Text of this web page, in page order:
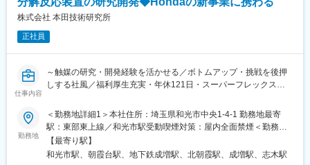
技術研修は単位制で、取得状況が昇給に直結する仕組みを採用。
研修はオンライン受講も可能で、時間や場所を選ばずスキルアッ
・フィードバック体制
作成した回答文は、必ずフィードバックをもらえる環境です。機
■働き方
・出社形態：出社と在宅を組み合わせたハイブリッドワーク
L事由に関係なくリモートワークが可能なほか、全国に100か所以
株式会社 本田技術研究所
正社員
仕事内容
～触媒の研究・開発経験を活かせる／ボトムアップ・挑戦を後押
しする社風／福利厚生充実・年休121日・スーパーフレックス～
■業務詳細：
大気や工場などから回収したCO2を、燃料や原材料へ変換・再利
用する技術であるCCU（Carbon Capture and Utilization）技術の
研究開発をお任せします。現在は、CO2を触媒反応や電気化学反
応させることによって、「炭素材料」や「プラスチック原料」に
勤務地
＜勤務地詳細1＞本社住所：埼玉県和光市中央1-4-1 勤務地最寄
駅：東部東上線／和光市駅受動喫煙対策：屋内全面禁煙＜勤務地
詳細2＞本田技術研究所（朝霞）住所：埼玉県朝霞市泉水3-15-1
受動喫煙対策：屋内全面禁煙変更の範囲：会社の定める事業所
【最寄り駅】
和光市駅、朝霞台駅、地下鉄成増駅、北朝霞駅、成増駅、志木駅